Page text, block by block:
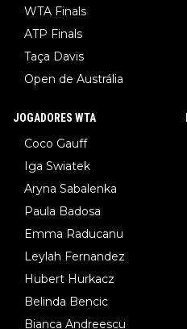
WTA Finals
ATP Finals
Taça Davis
Open de Austrália
JOGADORES WTA
Coco Gauff
Iga Swiatek
Aryna Sabalenka
Paula Badosa
Emma Raducanu
Leylah Fernandez
Hubert Hurkacz
Belinda Bencic
Bianca Andreescu